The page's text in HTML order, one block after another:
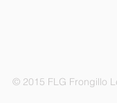
© 2015 FLG Frongillo